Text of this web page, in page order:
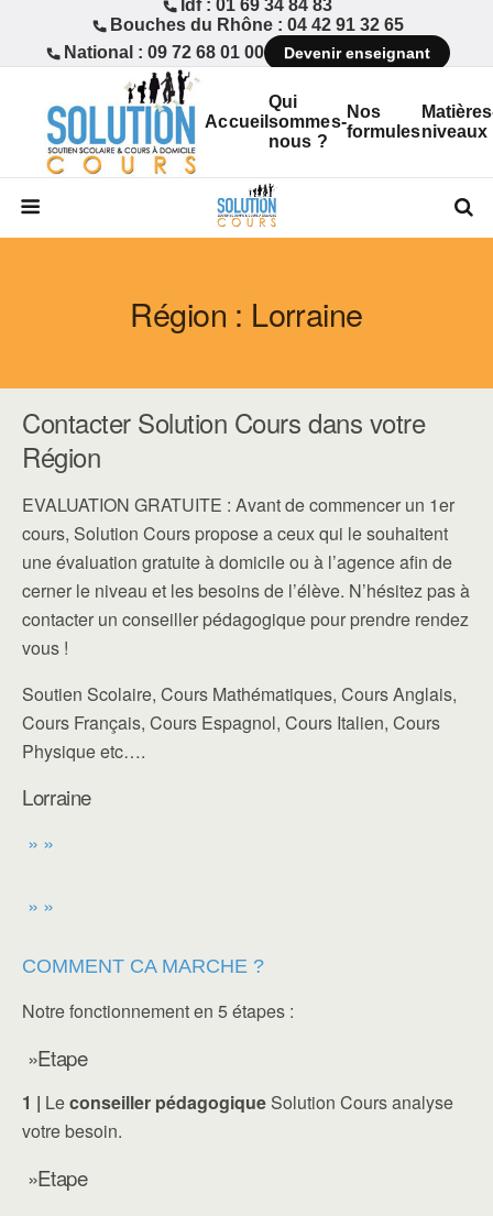
Idf : 01 69 34 84 83
Bouches du Rhône : 04 42 91 32 65
National : 09 72 68 01 00
Devenir enseignant
Accueil
Qui
sommes-
nous ?
Nos
formulesniveaux
Région : Lorraine
Contacter Solution Cours dans votre
Région
EVALUATION GRATUITE : Avant de commencer un 1er
cours, Solution Cours propose a ceux qui le souhaitent
une évaluation gratuite à domicile ou à l’agence afin de
cerner le niveau et les besoins de l’élève. N’hésitez pas à
contacter un conseiller pédagogique pour prendre rendez
vous !
Soutien Scolaire, Cours Mathématiques, Cours Anglais,
Cours Français, Cours Espagnol, Cours Italien, Cours
Physique etc….
Lorraine
» »
» »
COMMENT CA MARCHE ?
Notre fonctionnement en 5 étapes :
»Etape
1 | Leconseiller pédagogique Solution Cours analyse
votre besoin.
»Etape